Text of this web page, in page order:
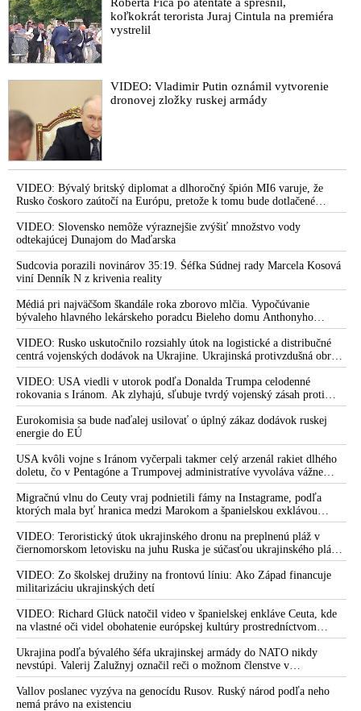
koľkokrát terorista Juraj Cintula na premiéra
vystrelil
VIDEO: Vladimir Putin oznámil vytvorenie
dronovej zložky ruskej armády
VIDEO: Bývalý britský diplomat a dlhoročný špión MI6 varuje, že
Rusko čoskoro zaútočí na Európu, pretože k tomu bude dotlačené
rovnako, ako bolo dotlačené k invázii na Ukrajinu v roku 2022.
Zelenskyj medzitým v Kyjeve naliehal na zhromaždených diplomatov,
aby vo svete zháňali energie pre Ukrajinu na zimu. Putin vraj bude
mobilizovať a vojna sa do zimy pravdepodobne neskončí
VIDEO: Slovensko nemôže výraznejšie zvýšiť množstvo vody
odtekajúcej Dunajom do Maďarska
Sudcovia porazili novinárov 35:19. Šéfka Súdnej rady Marcela Kosová
viní Denník N z krivenia reality
Médiá pri najväčšom škandále roka zborovo mlčia. Vypočúvanie
bývaleho hlavného lekárskeho poradcu Bieleho domu Anthonyho
Fauciho pred výborom amerického Senátu väčšina médií ignorovala
VIDEO: Rusko uskutočnilo rozsiahly útok na logistické a distribučné
centrá vojenských dodávok na Ukrajine. Ukrajinská protivzdušná obrana
nedokázala počas ničivého nočného útoku na Kyjev a jeho okolie
zachytiť ani jednu ruskú raketu
VIDEO: USA viedli v utorok podľa Donalda Trumpa celodenné
rokovania s Iránom. Ak zlyhajú, sľubuje tvrdý vojenský zásah proti
Teheránu
Eurokomisia sa bude naďalej usilovať o úplný zákaz dodávok ruskej
energie do EÚ
USA kvôli vojne s Iránom vyčerpali takmer celý arzenál rakiet dlhého
doletu, čo v Pentagóne a Trumpovej administratíve vyvoláva vážne
obavy o bojaschopnosť americkej armády v prípade vypuknutia
konfliktu s Čínou alebo Ruskom
Migračnú vlnu do Ceuty vraj podnietili fámy na Instagrame, podľa
ktorých mala byť hranica medzi Marokom a španielskou exklávou
otvorená
VIDEO: Teroristický útok ukrajinského dronu na preplnenú pláž v
čiernomorskom letovisku na juhu Ruska je súčasťou ukrajinského plánu,
ktorý kopíruje model Hitlerovej „totálnej vojny“ po porážke
Wehrmachtu pri Stalingrade. Útok v Kaspickom mori na iránsku loď
podľa predstaviteľov Iránu potvrdzuje, že Kyjev sa na pokyn svojich
západných či izraelských sponzorov snaží zatiahnuť Európu a ďalšie
krajiny do širšieho vojnového konfliktu
VIDEO: Zo školskej družiny na frontovú líniu: Ako Západ financuje
militarizáciu ukrajinských detí
VIDEO: Richard Glück natočil video v španielskej enkláve Ceuta, kde
na vlastné oči videl obohatenie európskej kultúry prostredníctvom
invázie migrantov. Takto by podľa neho vyzeralo Slovensko, keby mu
vládlo PS, Šimečka & spol.
Ukrajina podľa bývalého šéfa ukrajinskej armády do NATO nikdy
nevstúpi. Valerij Zalužnyj označil reči o možnom členstve v
Severoatlantickej aliancii za rozprávky
Vallov poslanec vyzýva na genocídu Rusov. Ruský národ podľa neho
nemá právo na existenciu